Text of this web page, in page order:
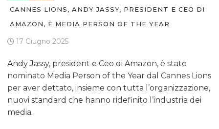
CANNES LIONS, ANDY JASSY, PRESIDENT E CEO DI
AMAZON, È MEDIA PERSON OF THE YEAR
17 Giugno 2025
Andy Jassy, president e Ceo di Amazon, è stato
nominato Media Person of the Year dal Cannes Lions
per aver dettato, insieme con tutta l’organizzazione,
nuovi standard che hanno ridefinito l’industria dei
media.